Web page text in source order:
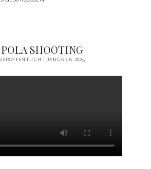
POLA SHOOTING
JANUAR 6, 2025